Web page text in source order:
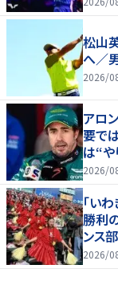
松山
へ／
2026/
アロ
要で
は“や
2026/
「い
勝利
ンス
るよう
2026/